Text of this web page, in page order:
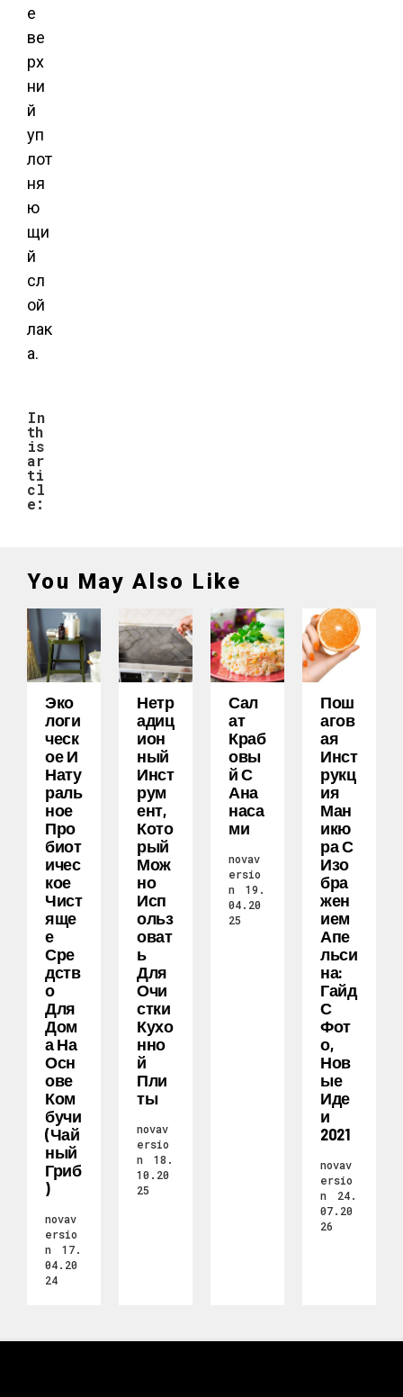
е
ве
рх
ни
й
уп
лот
ня
ю
щи
й
сл
ой
лак
а.
In
th
is
ar
ti
cl
e:
You May Also Like
Эко
Логи
Ческ
Ое И
Нату
Раль
Ное
Про
Биот
Ичес
Кое
Чист
Яще
Е
Сре
Дств
О
Для
Дом
А На
Осн
Ове
Ком
Бучи
(чай
Ный
Гриб
)
novav
ersio
n
17.
04.20
24
Нетр
Адиц
Ион
Ный
Инст
Рум
Ент,
Кото
Рый
Мож
Но
Исп
Ольз
Оват
Ь
Для
Очи
Стки
Кухо
Нно
Й
Пли
Ты
novav
ersio
n
18.
10.20
25
Сал
Ат
Краб
Овы
Й С
Ана
Наса
Ми
novav
ersio
n
19.
04.20
25
Пош
Агов
Ая
Инст
Рукц
Ия
Ман
Икю
Ра С
Изо
Бра
Жен
Ием
Апе
Льси
На:
Гайд
С
Фот
О,
Нов
Ые
Иде
И
2021
novav
ersio
n
24.
07.20
26